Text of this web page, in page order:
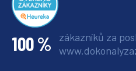
100 % zákazníků za